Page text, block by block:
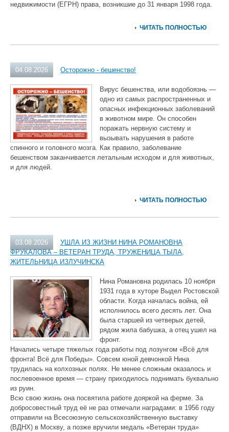
недвижимости (ЕГРН) права, возникшие до 31 января 1998 года.
ЧИТАТЬ ПОЛНОСТЬЮ
04.08.2026 Осторожно - бешенство!
Вирус бешенства, или водобоязнь —
одно из самых распространенных и
опасных инфекционных заболеваний
в животном мире. Он способен
поражать нервную систему и
вызывать нарушения в работе
спинного и головного мозга. Как правило, заболевание
бешенством заканчивается летальным исходом и для животных,
и для людей.
ЧИТАТЬ ПОЛНОСТЬЮ
03.08.2026
УШЛА ИЗ ЖИЗНИ НИНА РОМАНОВНА
ФРУКАЛОВА – ВЕТЕРАН ТРУДА, ТРУЖЕНИЦА ТЫЛА,
ЖИТЕЛЬНИЦА ИЗЛУЧИНСКА
Нина Романовна родилась 10 ноября
1931 года в хуторе Выдел Ростовской
области. Когда началась война, ей
исполнилось всего десять лет. Она
была старшей из четверых детей,
рядом жила бабушка, а отец ушел на
фронт.
Начались четыре тяжелых года работы под лозунгом «Всё для
фронта! Всё для Победы». Совсем юной девчонкой Нина
трудилась на колхозных полях. Не менее сложным оказалось и
послевоенное время — страну приходилось поднимать буквально
из руин.
Всю свою жизнь она посвятила работе дояркой на ферме. За
добросовестный труд её не раз отмечали наградами: в 1956 году
отправили на Всесоюзную сельскохозяйственную выставку
(ВДНХ) в Москву, а позже вручили медаль «Ветеран труда»